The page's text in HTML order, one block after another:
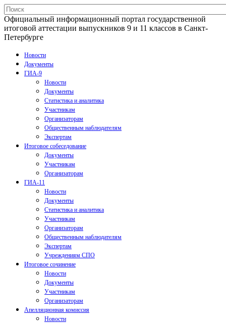
Официальный информационный портал государственной
итоговой аттестации выпускников 9 и 11 классов в Санкт-
Петербурге
Новости
Документы
ГИА-9
Новости
Документы
Статистика и аналитика
Участникам
Организаторам
Общественным наблюдателям
Экспертам
Итоговое собеседование
Документы
Участникам
Организаторам
ГИА-11
Новости
Документы
Статистика и аналитика
Участникам
Организаторам
Общественным наблюдателям
Экспертам
Учреждениям СПО
Итоговое сочинение
Новости
Документы
Участникам
Организаторам
Апелляционная комиссия
Новости